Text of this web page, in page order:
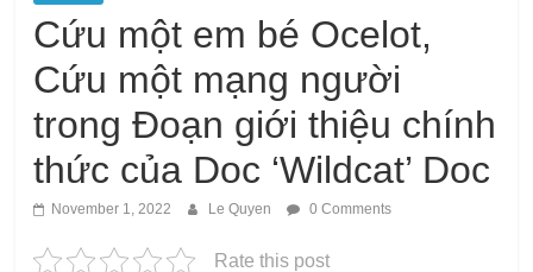
Cứu một em bé Ocelot,
Cứu một mạng người
trong Đoạn giới thiệu chính
thức của Doc ‘Wildcat’ Doc
November 1, 2022 Le Quyen 0 Comments
Rate this post